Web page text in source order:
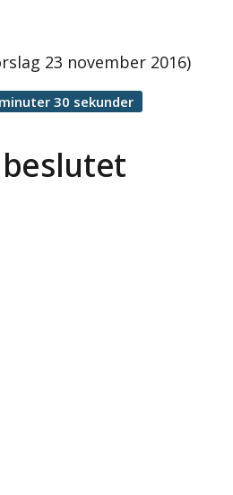
23 november 2016)
30 sekunder